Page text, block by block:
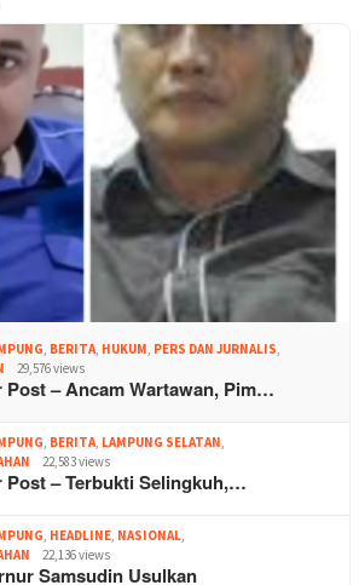
, BERITA, HUKUM, PERS DAN JURNALIS,
29,576 views
Post – Ancam Wartawan, Pim…
, BERITA, LAMPUNG SELATAN,
22,583 views
Post – Terbukti Selingkuh,…
, HEADLINE, NASIONAL,
22,136 views
Samsudin Usulkan